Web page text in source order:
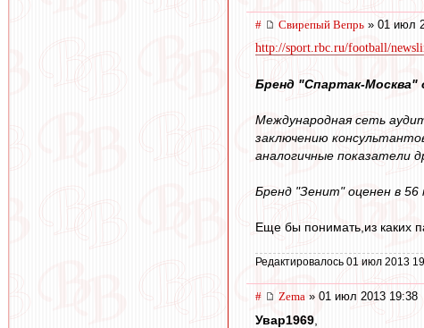
# Свирепый Вепрь » 01 июл
http://sport.rbc.ru/football/
Бренд "Спартак-Москва"
Международная сеть
заключению
аналогичные показатели
Бренд "Зенит" оценен в
Еще бы понимать,из каких
Редактировалось 01 июл 2013
# Zema » 01 июл 2013 19:38
Увар1969